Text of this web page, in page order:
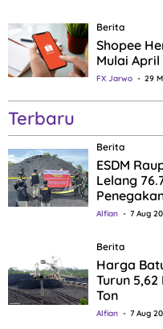
Berita
Shopee
Mulai April
FX Jarwo 29
Terbaru
Berita
ESDM
Lelang
Alfian 7 Aug
Berita
Harga
Turun 5,62
Ton
Alfian 7 Aug